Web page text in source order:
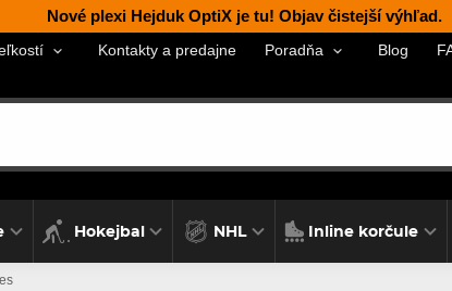
Nové plexi Hejduk OptiX je tu! Objav čistejší výhľad.
Kontakty a predajne Poradňa Blog
Hokejbal NHL Inline korčule